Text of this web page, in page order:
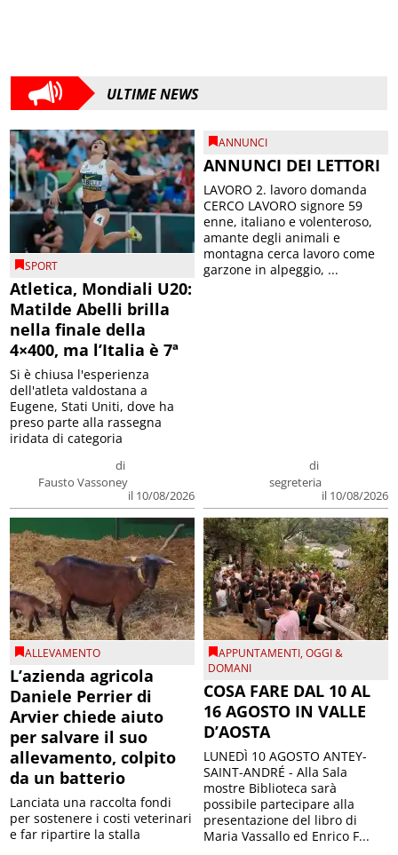
ULTIME NEWS
SPORT
Atletica, Mondiali U20:
Matilde Abelli brilla
nella finale della
4×400, ma l’Italia è 7ª
di
Fausto Vassoney
il 10/08/2026
Si è chiusa l'esperienza
dell'atleta valdostana a
Eugene, Stati Uniti, dove ha
preso parte alla rassegna
iridata di categoria
ANNUNCI
ANNUNCI DEI LETTORI
di
segreteria
il 10/08/2026
LAVORO 2. lavoro domanda
CERCO LAVORO signore 59
enne, italiano e volenteroso,
amante degli animali e
montagna cerca lavoro come
garzone in alpeggio, ...
ALLEVAMENTO
L’azienda agricola
Daniele Perrier di
Arvier chiede aiuto
per salvare il suo
allevamento, colpito
da un batterio
Lanciata una raccolta fondi
per sostenere i costi veterinari
e far ripartire la stalla
APPUNTAMENTI,OGGI &
DOMANI
COSA FARE DAL 10 AL
16 AGOSTO IN VALLE
D’AOSTA
LUNEDÌ 10 AGOSTO ANTEY-
SAINT-ANDRÉ - Alla Sala
mostre Biblioteca sarà
possibile partecipare alla
presentazione del libro di
Maria Vassallo ed Enrico F...